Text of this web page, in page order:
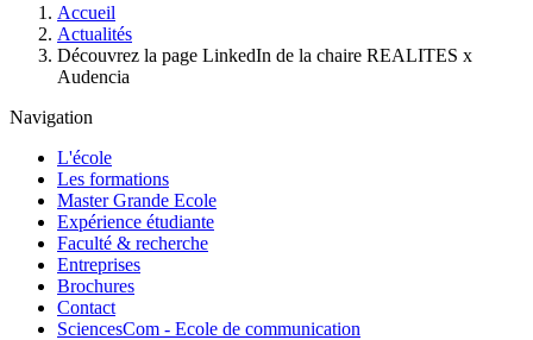
Accueil
Actualités
Découvrez la page LinkedIn de la chaire REALITES x
Audencia
Navigation
L'école
Les formations
Master Grande Ecole
Expérience étudiante
Faculté & recherche
Entreprises
Brochures
Contact
SciencesCom - Ecole de communication